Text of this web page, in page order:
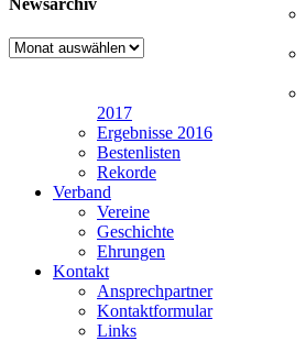
Newsarchiv
Newsarchiv
2017
Ergebnisse 2016
Bestenlisten
Rekorde
Verband
Vereine
Geschichte
Ehrungen
Kontakt
Ansprechpartner
Kontaktformular
Links